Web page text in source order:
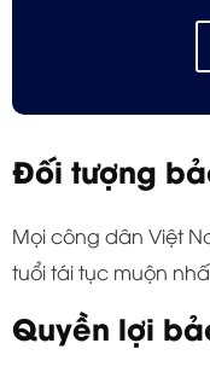
Đối tượng
Mọi công dân Việt
tuổi tái tục muộn
Quyền lợi